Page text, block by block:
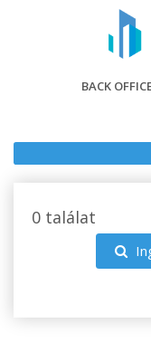
BACK
0 találat